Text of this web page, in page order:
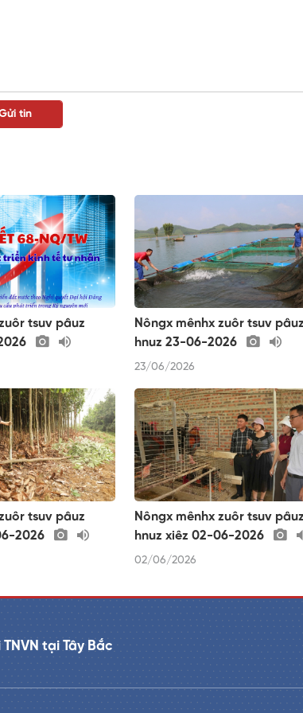
tsuv pâuz
Nôngx mênhx zuôr tsuv
hnuz 23-06-2026
23/06/2026
tsuv pâuz
2026
Nôngx mênhx zuôr tsuv
hnuz xiêz 02-06-2026
02/06/2026
tại Tây Bắc